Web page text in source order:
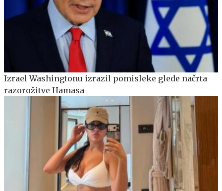
Izrael Washingtonu izrazil pomisleke glede načrta
razorožitve Hamasa